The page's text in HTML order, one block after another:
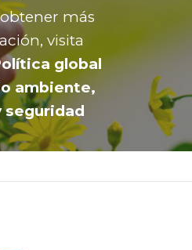
más
visita
global
ambiente,
seguridad